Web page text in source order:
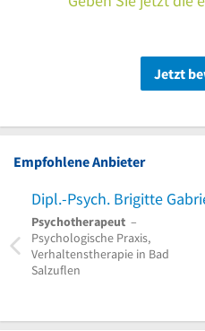
Jetzt
Empfohlene Anbieter
Psychotherapeut –
Psychologische Praxis,
Verhaltenstherapie in Bad
Salzuflen